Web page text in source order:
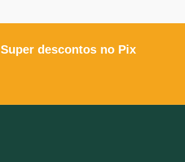
Super descontos no Pix